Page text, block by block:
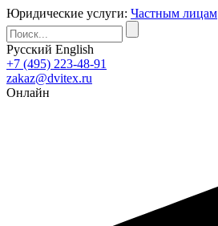
Юридические услуги: Частным лицам
Русский English
+7 (495) 223-48-91
zakaz@dvitex.ru
Онлайн